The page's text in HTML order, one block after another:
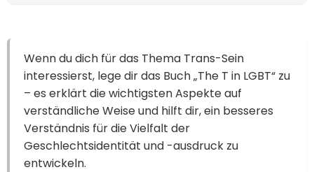
Wenn du dich für das Thema Trans-Sein
interessierst, lege dir das Buch „The T in LGBT“ zu
– es erklärt die wichtigsten Aspekte auf
verständliche Weise und hilft dir, ein besseres
Verständnis für die Vielfalt der
Geschlechtsidentität und -ausdruck zu
entwickeln.